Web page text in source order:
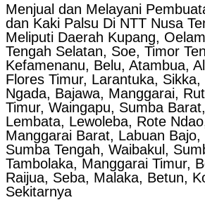
Menjual dan Melayani
dan Kaki Palsu Di NTT Nusa
Meliputi Daerah Kupang,
Tengah Selatan, Soe, Timor
Kefamenanu, Belu, Atambua,
Flores Timur, Larantuka,
Ngada, Bajawa, Manggarai,
Timur, Waingapu, Sumba
Lembata, Lewoleba, Rote
Manggarai Barat, Labuan
Sumba Tengah, Waibakul,
Tambolaka, Manggarai Timur,
Raijua, Seba, Malaka, Betun,
Sekitarnya